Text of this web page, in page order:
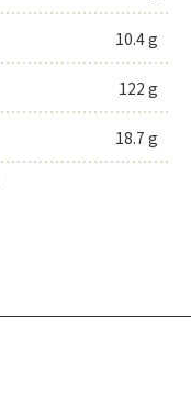
10.4 g
122 g
18.7 g